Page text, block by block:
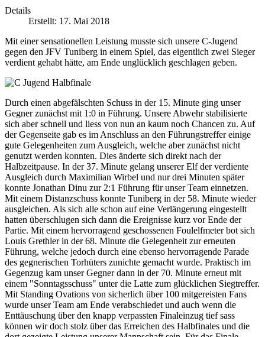
Details
Erstellt: 17. Mai 2018
Mit einer sensationellen Leistung musste sich unsere C-Jugend
gegen den JFV Tuniberg in einem Spiel, das eigentlich zwei Sieger
verdient gehabt hätte, am Ende unglücklich geschlagen geben.
Durch einen abgefälschten Schuss in der 15. Minute ging unser
Gegner zunächst mit 1:0 in Führung. Unsere Abwehr stabilisierte
sich aber schnell und liess von nun an kaum noch Chancen zu. Auf
der Gegenseite gab es im Anschluss an den Führungstreffer einige
gute Gelegenheiten zum Ausgleich, welche aber zunächst nicht
genutzt werden konnten. Dies änderte sich direkt nach der
Halbzeitpause. In der 37. Minute gelang unserer Elf der verdiente
Ausgleich durch Maximilian Wirbel und nur drei Minuten später
konnte Jonathan Dinu zur 2:1 Führung für unser Team einnetzen.
Mit einem Distanzschuss konnte Tuniberg in der 58. Minute wieder
ausgleichen. Als sich alle schon auf eine Verlängerung eingestellt
hatten überschlugen sich dann die Ereignisse kurz vor Ende der
Partie. Mit einem hervorragend geschossenen Foulelfmeter bot sich
Louis Grethler in der 68. Minute die Gelegenheit zur erneuten
Führung, welche jedoch durch eine ebenso hervorragende Parade
des gegnerischen Torhüters zunichte gemacht wurde. Praktisch im
Gegenzug kam unser Gegner dann in der 70. Minute erneut mit
einem "Sonntagsschuss" unter die Latte zum glücklichen Siegtreffer.
Mit Standing Ovations von sicherlich über 100 mitgereisten Fans
wurde unser Team am Ende verabschiedet und auch wenn die
Enttäuschung über den knapp verpassten Finaleinzug tief sass
können wir doch stolz über das Erreichen des Halbfinales und die